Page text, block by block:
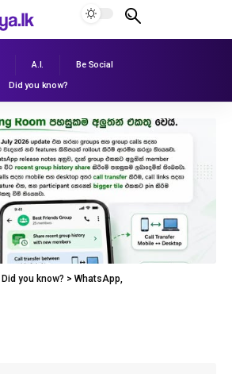
A.I.
Be Social
Did you know?
Did you know? > WhatsApp,